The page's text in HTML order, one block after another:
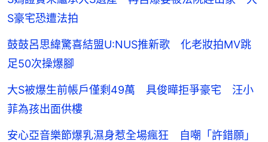
S豪宅恐遭法拍
鼓鼓呂思緯驚喜結盟U:NUS推新歌 化老妝拍MV跳
足50次操爆腳
大S被爆生前帳戶僅剩49萬 具俊曄拒爭豪宅 汪小
菲為孩出面供樓
安心亞音樂節爆乳濕身惹全場瘋狂 自嘲「許錯願」